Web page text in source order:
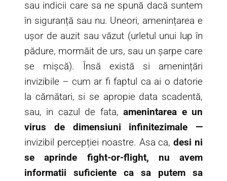
sau indicii care sa ne spună dacă suntem
în siguranță sau nu. Uneori, amenințarea e
ușor de auzit sau văzut (urletul unui lup în
pădure, mormăit de urs, sau un șarpe care
se mișcă). Însă există si amenințări
invizibile – cum ar fi faptul ca ai o datorie
la cămătari, si se apropie data scadentă,
sau, in cazul de fata,amenintarea e un
virus de dimensiuni infinitezimale —
invizibil percepției noastre. Asa ca,desi ni
se aprinde fight-or-flight, nu avem
informatii suficiente ca sa putem sa